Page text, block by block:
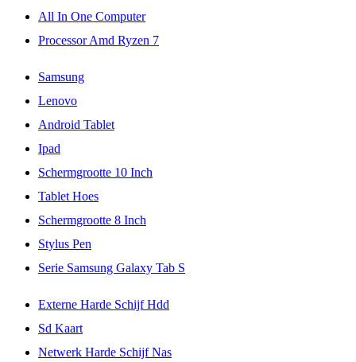
All In One Computer
Processor Amd Ryzen 7
Samsung
Lenovo
Android Tablet
Ipad
Schermgrootte 10 Inch
Tablet Hoes
Schermgrootte 8 Inch
Stylus Pen
Serie Samsung Galaxy Tab S
Externe Harde Schijf Hdd
Sd Kaart
Netwerk Harde Schijf Nas